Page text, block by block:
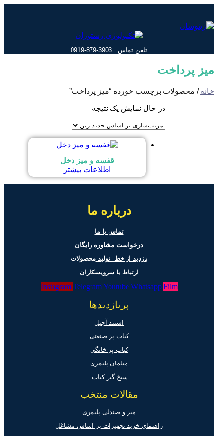
محتوا
تلفن تماس : 3903-879-0919
میز پرداخت
خانه / محصولات برچسب خورده “میز پرداخت”
در حال نمایش یک نتیجه
قفسه و میز دخل
اطلاعات بیشتر
درباره ما
تماس با ما
درخواست مشاوره رایگان
بازدید از خط تولیدمحصولات
ارتباط با سرویسکاران
Instagram Telegram Youtube Whatsapp Film
پربازدیدها
استند آجیل
کباب پز صنعتی
کباب پز خانگی
مبلمان پلیمری
سیخ گیر کباب
مقالات منتخب
میز و صندلی پلیمری
راهنمای خرید تجهیزات بر اساس مشاغل